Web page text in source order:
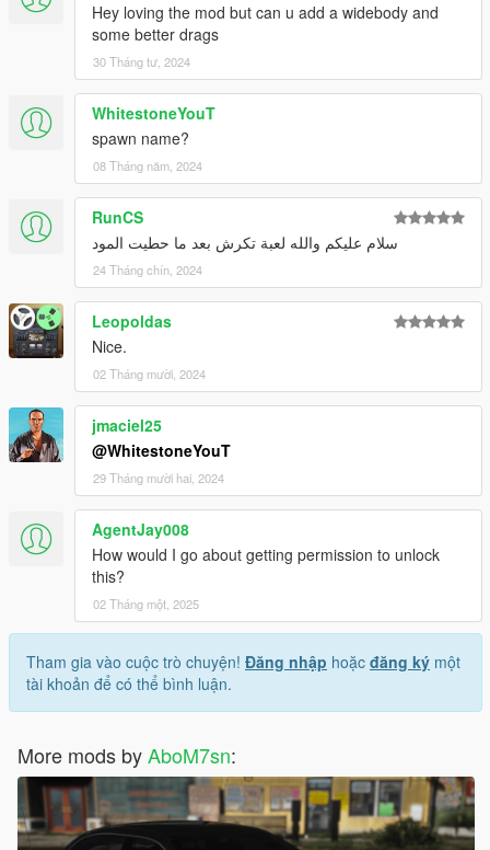
Hey loving the mod but can u add a widebody and
some better drags
30 Tháng tư, 2024
WhitestoneYouT
spawn name?
08 Tháng năm, 2024
RunCS
سلام عليكم والله لعبة تكرش بعد ما حطيت المود
24 Tháng chín, 2024
Leopoldas
Nice.
02 Tháng mười, 2024
jmaciel25
@WhitestoneYouT
29 Tháng mười hai, 2024
AgentJay008
How would I go about getting permission to unlock
this?
02 Tháng một, 2025
Tham gia vào cuộc trò chuyện! Đăng nhập hoặc đăng ký một
tài khoản để có thể bình luận.
More mods byAboM7sn: